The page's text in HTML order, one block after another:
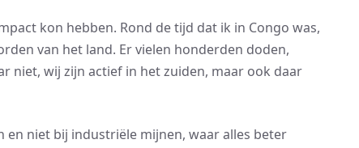
kon hebben. Rond de tijd dat ik in Congo was,
van het land. Er vielen honderden doden,
niet, wij zijn actief in het zuiden, maar ook daar
niet bij industriële mijnen, waar alles beter